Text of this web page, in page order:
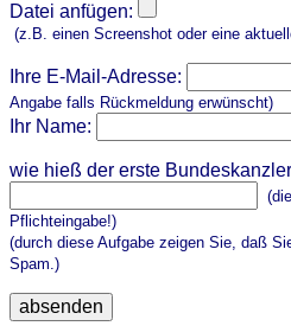
Datei anfügen:
(z.B. einen Screenshot oder eine
Ihre E-Mail-Adresse:
Angabe falls Rückmeldung erwünscht)
Ihr Name:
wie hieß der erste
Pflichteingabe!)
(durch diese Aufgabe zeigen Sie, daß
Spam.)